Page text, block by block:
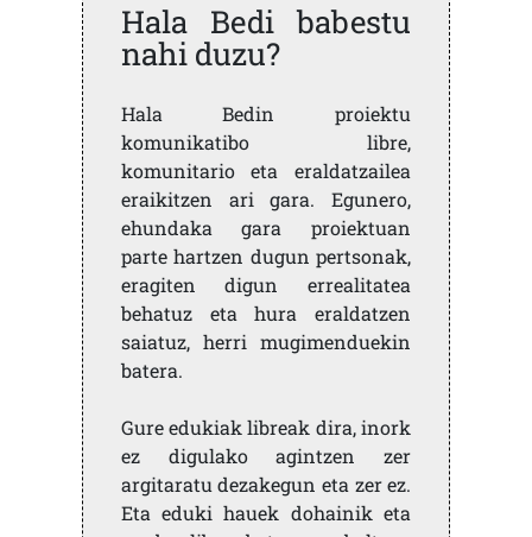
Hala Bedi babestu
nahi duzu?
Hala Bedin proiektu
komunikatibo libre,
komunitario eta eraldatzailea
eraikitzen ari gara. Egunero,
ehundaka gara proiektuan
parte hartzen dugun pertsonak,
eragiten digun errealitatea
behatuz eta hura eraldatzen
saiatuz, herri mugimenduekin
batera.
Gure edukiak libreak dira, inork
ez digulako agintzen zer
argitaratu dezakegun eta zer ez.
Eta eduki hauek dohainik eta